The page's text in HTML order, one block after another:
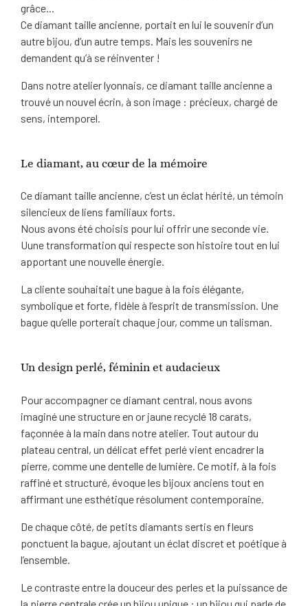
grâce...
Ce diamant taille ancienne, portait en lui le souvenir d’un
autre bijou, d’un autre temps. Mais les souvenirs ne
demandent qu’à se réinventer !
Dans notre atelier lyonnais, ce diamant taille ancienne a
trouvé un nouvel écrin, à son image : précieux, chargé de
sens, intemporel.
Le diamant, au cœur de la mémoire
Ce diamant taille ancienne, c’est un éclat hérité, un témoin
silencieux de liens familiaux forts.
Nous avons été choisis pour lui offrir une seconde vie.
Uune transformation qui respecte son histoire tout en lui
apportant une nouvelle énergie.
La cliente souhaitait une bague à la fois élégante,
symbolique et forte, fidèle à l’esprit de transmission. Une
bague qu’elle porterait chaque jour, comme un talisman.
Un design perlé, féminin et audacieux
Pour accompagner ce diamant central, nous avons
imaginé une structure en or jaune recyclé 18 carats,
façonnée à la main dans notre atelier. Tout autour du
plateau central, un délicat effet perlé vient encadrer la
pierre, comme une dentelle de lumière. Ce motif, à la fois
raffiné et structuré, évoque les bijoux anciens tout en
affirmant une esthétique résolument contemporaine.
De chaque côté, de petits diamants sertis en fleurs
ponctuent la bague, ajoutant un éclat discret et poétique à
l’ensemble.
Le contraste entre la douceur des perles et la puissance de
la pierre centrale crée un bijou unique : un bijou qui parle de